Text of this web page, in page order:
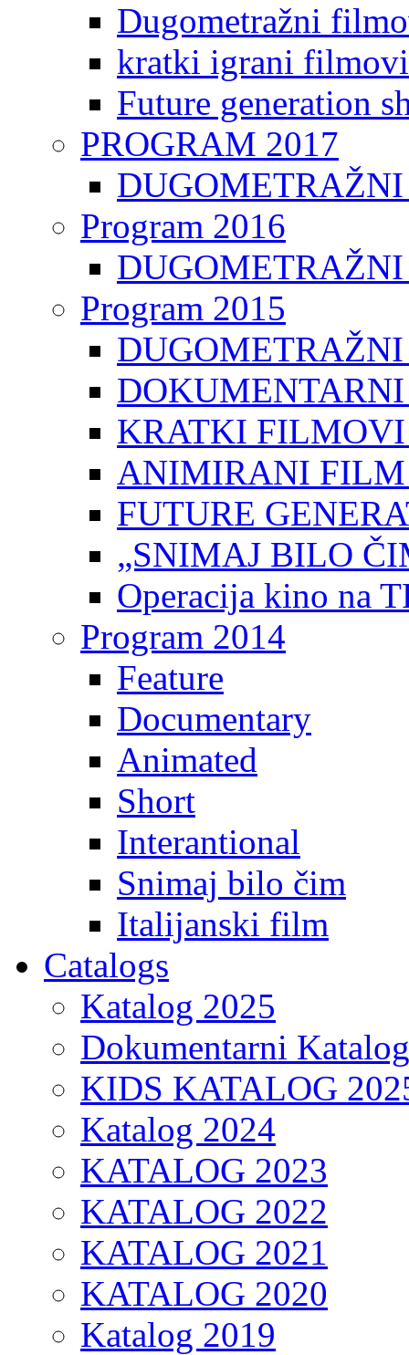
Dugometražni
kratki igrani filmovi
Future generation
PROGRAM 2017
Program 2016
Program 2015
KRATKI FILMOVI
ANIMIRANI FILM
FUTURE
„SNIMAJ BILO
Operacija kino na
Program 2014
Feature
Documentary
Animated
Short
Interantional
Snimaj bilo čim
Italijanski film
Catalogs
Katalog 2025
Dokumentarni Katalog
KIDS KATALOG
Katalog 2024
KATALOG 2023
KATALOG 2022
KATALOG 2021
KATALOG 2020
Katalog 2019